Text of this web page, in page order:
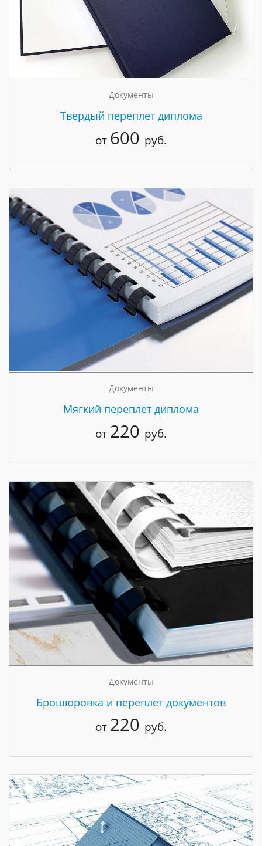
Документы
Твердый переплет диплома
от 600 руб.
Документы
Мягкий переплет диплома
от 220 руб.
Документы
Брошюровка и переплет документов
от 220 руб.